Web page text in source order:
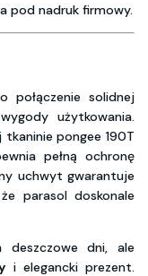
pod nadruk firmowy.
połączenie solidnej
użytkowania.
tkaninie pongee 190T
pełną ochronę
uchwyt gwarantuje
parasol doskonale
dni, ale
i elegancki prezent.